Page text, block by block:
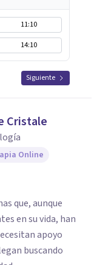
11:10
14:10
Siguiente
Cristale
Online
que, aunque
en su vida, han
apoyo